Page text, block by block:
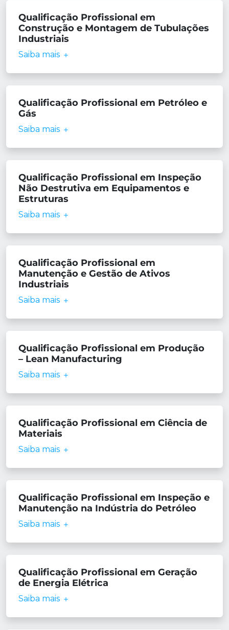
Qualificação Profissional em
Construção e Montagem de Tubulações
Industriais
Saiba mais
Qualificação Profissional em Petróleo e
Gás
Saiba mais
Qualificação Profissional em Inspeção
Não Destrutiva em Equipamentos e
Estruturas
Saiba mais
Qualificação Profissional em
Manutenção e Gestão de Ativos
Industriais
Saiba mais
Qualificação Profissional em Produção
– Lean Manufacturing
Saiba mais
Qualificação Profissional em Ciência de
Materiais
Saiba mais
Qualificação Profissional em Inspeção e
Manutenção na Indústria do Petróleo
Saiba mais
Qualificação Profissional em Geração
de Energia Elétrica
Saiba mais